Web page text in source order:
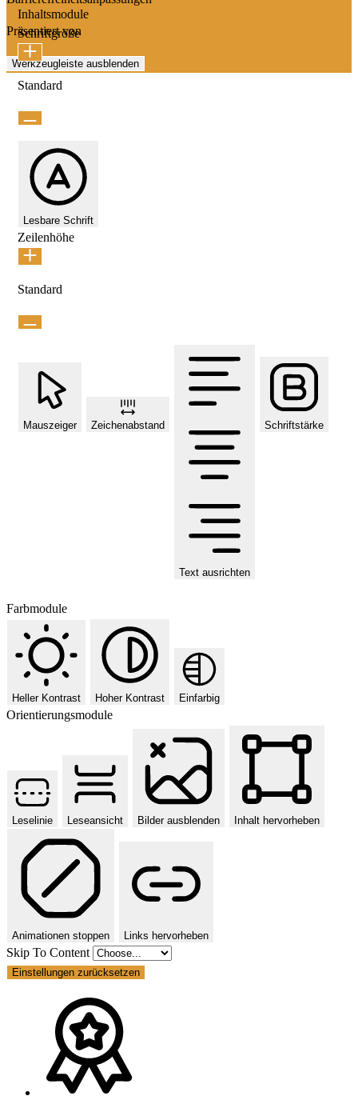
Präsentiert von
Werkzeugleiste ausblenden
Inhaltsmodule
Schriftgröße
Standard
Lesbare Schrift
Zeilenhöhe
Standard
Mauszeiger Zeichenabstand
Text ausrichten
Schriftstärke
Farbmodule
Heller Kontrast Hoher Kontrast Einfarbig
Orientierungsmodule
Leselinie Leseansicht Bilder ausblenden Inhalt hervorheben
Animationen stoppen Links hervorheben
Skip To Content
Einstellungen zurücksetzen